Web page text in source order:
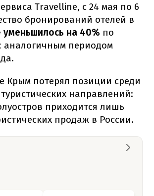
Travelline, с 24 мая по 6
бронирований отелей в
уменьшилось на 40% по
аналогичным периодом
Крым потерял позиции среди
направлений:
приходится лишь
продаж в России.